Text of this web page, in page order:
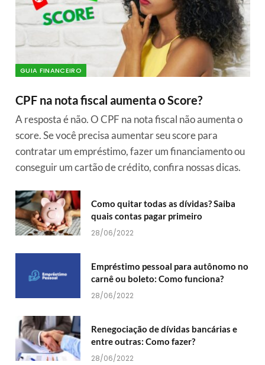
GUIA FINANCEIRO
CPF na nota fiscal aumenta o Score?
A resposta é não. O CPF na nota fiscal não aumenta o
score. Se você precisa aumentar seu score para
contratar um empréstimo, fazer um financiamento ou
conseguir um cartão de crédito, confira nossas dicas.
Como quitar todas as dívidas? Saiba
quais contas pagar primeiro
28/06/2022
Empréstimo pessoal para autônomo no
carnê ou boleto: Como funciona?
28/06/2022
Renegociação de dívidas bancárias e
entre outras: Como fazer?
28/06/2022